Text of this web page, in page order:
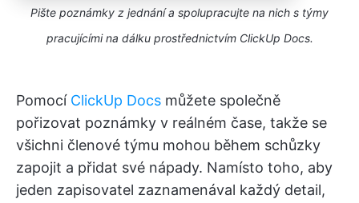
Pište poznámky z jednání a spolupracujte na nich s týmy
pracujícími na dálku prostřednictvím ClickUp Docs.
Pomocí ClickUp Docs můžete společně
pořizovat poznámky v reálném čase, takže se
všichni členové týmu mohou během schůzky
zapojit a přidat své nápady. Namísto toho, aby
jeden zapisovatel zaznamenával každý detail,